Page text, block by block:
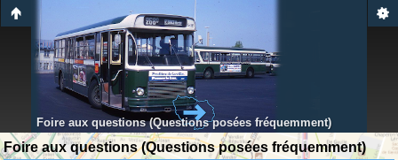
Foire aux questions (Questions posées fréquemment)
Foire aux questions (Questions posées fréquemment)